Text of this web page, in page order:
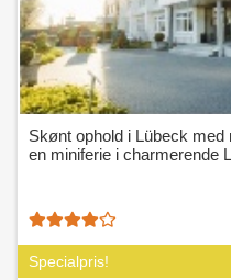
Skønt ophold i Lübeck
en miniferie i charmerende
Specialpris!